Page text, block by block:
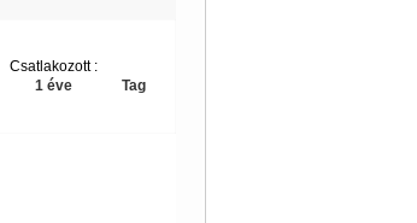
Tag
Csatlakozott :
1 éve